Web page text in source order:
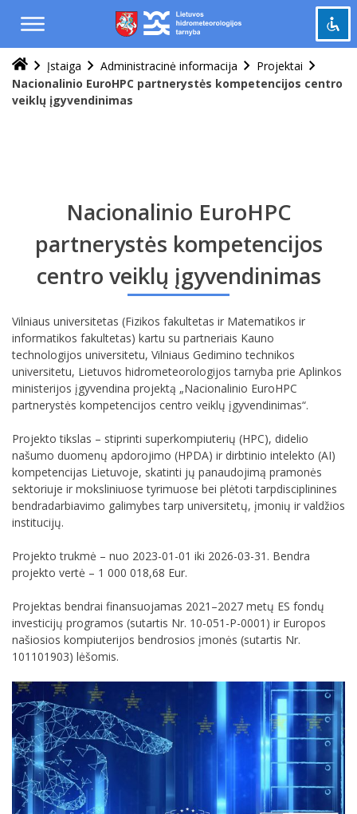
title Pažymėti antraštes
zoom_out Tolinti
Šviesus kontrastas
Tamsus kontrastas
Grąžinti
viską
pradinę
būseną
cached
turinį
Įstaiga Administracinė informacija
Projektai
Nacionalinio EuroHPC partnerystės kompetencijos centro
veiklų įgyvendinimas
Nacionalinio EuroHPC
partnerystės kompetencijos
centro veiklų įgyvendinimas
Vilniaus universitetas (Fizikos fakultetas ir Matematikos ir
informatikos fakultetas) kartu su partneriais Kauno
technologijos universitetu, Vilniaus Gedimino technikos
universitetu, Lietuvos hidrometeorologijos tarnyba prie Aplinkos
ministerijos įgyvendina projektą „Nacionalinio EuroHPC
partnerystės kompetencijos centro veiklų įgyvendinimas“.
Projekto tikslas – stiprinti superkompiuterių (HPC), didelio
našumo duomenų apdorojimo (HPDA) ir dirbtinio intelekto (AI)
kompetencijas Lietuvoje, skatinti jų panaudojimą pramonės
sektoriuje ir moksliniuose tyrimuose bei plėtoti tarpdisciplinines
bendradarbiavimo galimybes tarp universitetų, įmonių ir valdžios
institucijų.
Projekto trukmė – nuo 2023-01-01 iki 2026-03-31. Bendra
projekto vertė – 1 000 018,68 Eur.
Projektas bendrai finansuojamas 2021–2027 metų ES fondų
investicijų programos (sutartis Nr. 10-051-P-0001) ir Europos
našiosios kompiuterijos bendrosios įmonės (sutartis Nr.
101101903) lėšomis.